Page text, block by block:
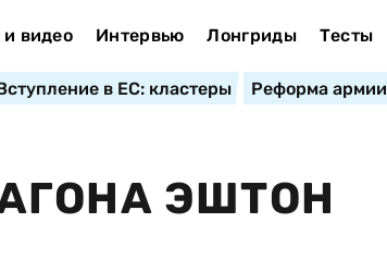
видео Интервью Лонгриды Тесты
в ЕС: кластеры Реформа армии
ЭШТОН